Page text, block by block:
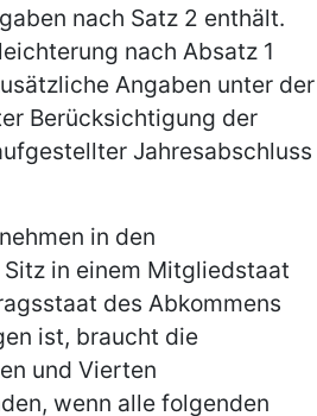
nach Satz 2 enthält.
nach Absatz 1
Angaben unter der
Berücksichtigung der
Jahresabschluss
in den
in einem Mitgliedstaat
des Abkommens
ist, braucht die
und Vierten
wenn alle folgenden